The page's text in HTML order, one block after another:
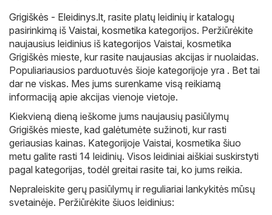
Grigiškės - Eleidinys.lt, rasite platų leidinių ir katalogų
pasirinkimą iš Vaistai, kosmetika kategorijos. Peržiūrėkite
naujausius leidinius iš kategorijos Vaistai, kosmetika
Grigiškės mieste, kur rasite naujausias akcijas ir nuolaidas.
Populiariausios parduotuvės šioje kategorijoje yra . Bet tai
dar ne viskas. Mes jums surenkame visą reikiamą
informaciją apie akcijas vienoje vietoje.
Kiekvieną dieną ieškome jums naujausių pasiūlymų
Grigiškės mieste, kad galėtumėte sužinoti, kur rasti
geriausias kainas. Kategorijoje Vaistai, kosmetika šiuo
metu galite rasti 14 leidinių. Visos leidiniai aiškiai suskirstyti
pagal kategorijas, todėl greitai rasite tai, ko jums reikia.
Nepraleiskite gerų pasiūlymų ir reguliariai lankykitės mūsų
svetainėje. Peržiūrėkite šiuos leidinius: